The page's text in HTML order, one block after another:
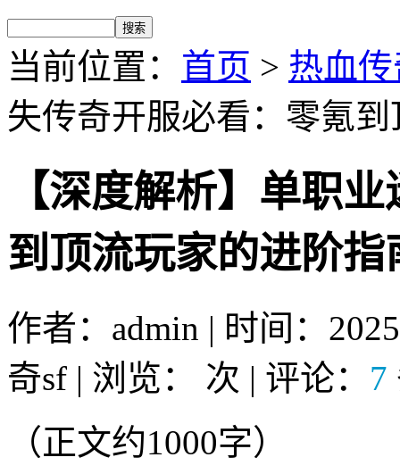
当前位置： 首页 > 热血
失传奇开服必看：零氪
【深度解析】单职
到顶流玩家的进阶指
作者：admin | 时间：
奇sf | 浏览：
次 | 评论： 7
（正文约1000字）